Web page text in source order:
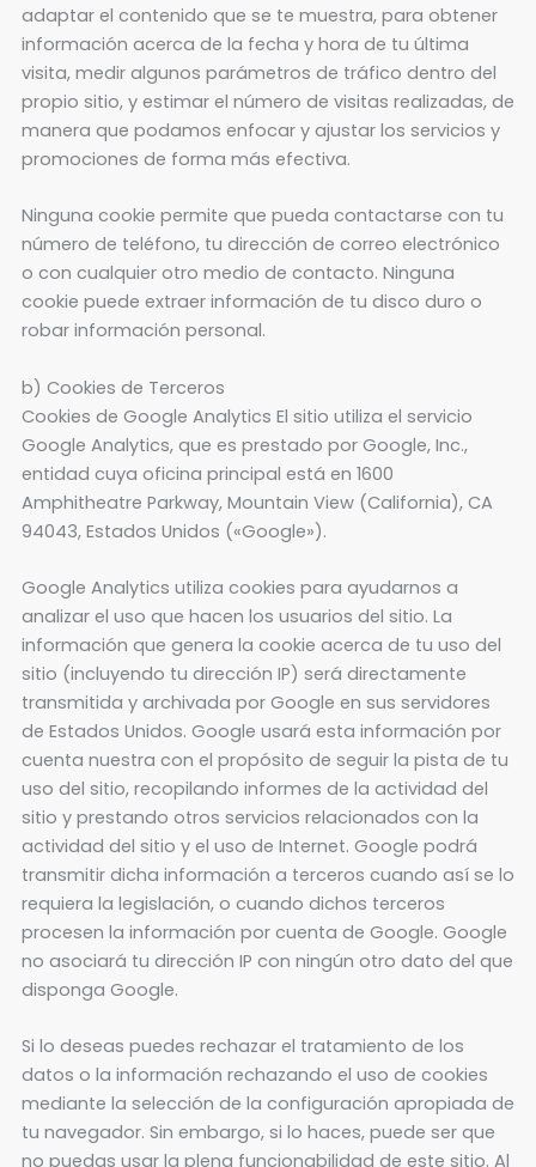
adaptar el contenido que se te muestra, para obtener
información acerca de la fecha y hora de tu última
visita, medir algunos parámetros de tráfico dentro del
propio sitio, y estimar el número de visitas realizadas, de
manera que podamos enfocar y ajustar los servicios y
promociones de forma más efectiva.
Ninguna cookie permite que pueda contactarse con tu
número de teléfono, tu dirección de correo electrónico
o con cualquier otro medio de contacto. Ninguna
cookie puede extraer información de tu disco duro o
robar información personal.
b) Cookies de Terceros
Cookies de Google Analytics El sitio utiliza el servicio
Google Analytics, que es prestado por Google, Inc.,
entidad cuya oficina principal está en 1600
Amphitheatre Parkway, Mountain View (California), CA
94043, Estados Unidos («Google»).
Google Analytics utiliza cookies para ayudarnos a
analizar el uso que hacen los usuarios del sitio. La
información que genera la cookie acerca de tu uso del
sitio (incluyendo tu dirección IP) será directamente
transmitida y archivada por Google en sus servidores
de Estados Unidos. Google usará esta información por
cuenta nuestra con el propósito de seguir la pista de tu
uso del sitio, recopilando informes de la actividad del
sitio y prestando otros servicios relacionados con la
actividad del sitio y el uso de Internet. Google podrá
transmitir dicha información a terceros cuando así se lo
requiera la legislación, o cuando dichos terceros
procesen la información por cuenta de Google. Google
no asociará tu dirección IP con ningún otro dato del que
disponga Google.
Si lo deseas puedes rechazar el tratamiento de los
datos o la información rechazando el uso de cookies
mediante la selección de la configuración apropiada de
tu navegador. Sin embargo, si lo haces, puede ser que
no puedas usar la plena funcionabilidad de este sitio. Al